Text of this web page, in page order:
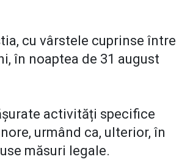
cu vârstele cuprinse între
în noaptea de 31 august
activități specifice
urmând ca, ulterior, în
măsuri legale.